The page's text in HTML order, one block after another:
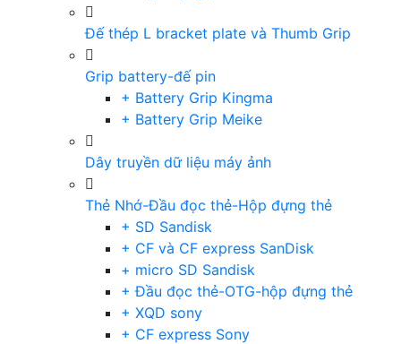
Đế thép L bracket plate và Thumb Grip
Grip battery-đế pin
+ Battery Grip Kingma
+ Battery Grip Meike
Dây truyền dữ liệu máy ảnh
Thẻ Nhớ-Đầu đọc thẻ-Hộp đựng thẻ
+ SD Sandisk
+ CF và CF express SanDisk
+ micro SD Sandisk
+ Đầu đọc thẻ-OTG-hộp đựng thẻ
+ XQD sony
+ CF express Sony